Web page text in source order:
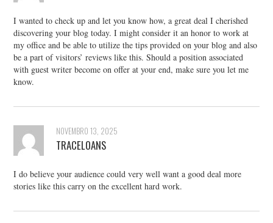
I wanted to check up and let you know how, a great deal I cherished
discovering your blog today. I might consider it an honor to work at
my office and be able to utilize the tips provided on your blog and also
be a part of visitors’ reviews like this. Should a position associated
with guest writer become on offer at your end, make sure you let me
know.
NOVEMBRO 13, 2025
TRACELOANS
I do believe your audience could very well want a good deal more
stories like this carry on the excellent hard work.